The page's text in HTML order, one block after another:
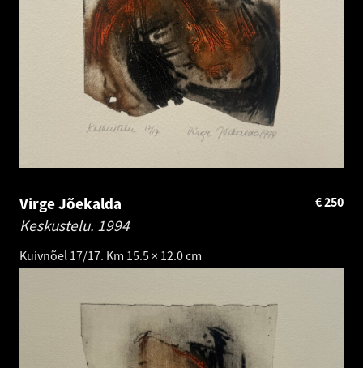
Virge Jõekalda
Keskustelu. 1994
Kuivnõel 17/17. Km 15.5 × 12.0 cm
250
€